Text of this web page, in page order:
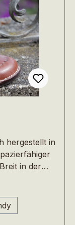
hergestellt in
in der
Gerbung
leichtem
nicht verfügbar.)
ist zurzeit nicht